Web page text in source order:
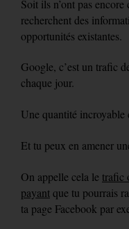
Soit ils n’ont pas
recherchent des
opportunités existantes.
Google, c’est un trafic
chaque jour.
Une quantité incroyable
Et tu peux en amener
On appelle cela le trafic
payantque tu pourrais
ta page Facebook par